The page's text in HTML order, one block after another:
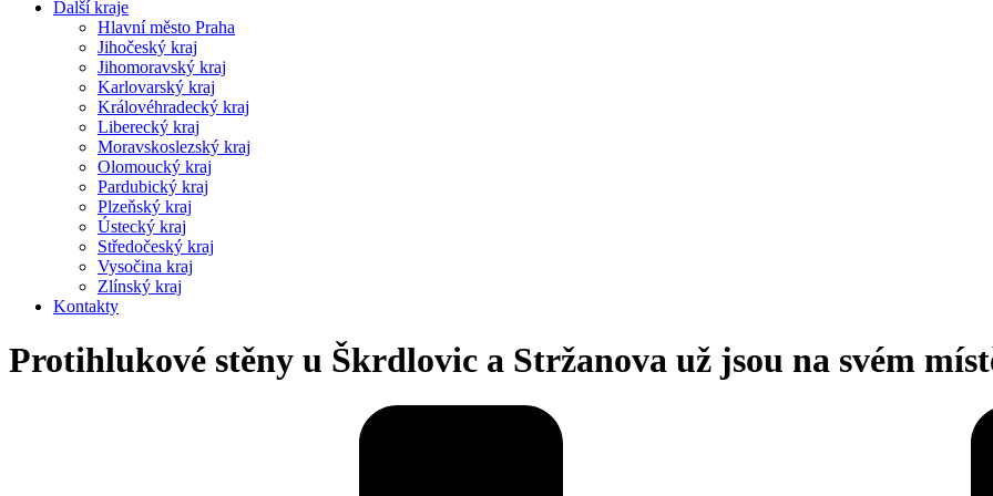
Další kraje
Hlavní město Praha
Jihočeský kraj
Jihomoravský kraj
Karlovarský kraj
Královéhradecký kraj
Liberecký kraj
Moravskoslezský kraj
Olomoucký kraj
Pardubický kraj
Plzeňský kraj
Ústecký kraj
Středočeský kraj
Vysočina kraj
Zlínský kraj
Kontakty
Protihlukové stěny u Škrdlovic a Stržanova už jsou na svém